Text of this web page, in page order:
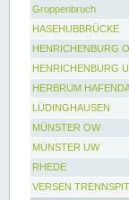
Groppenbruch
HASEHUBBRÜCKE
HENRICHENBURG
HENRICHENBURG
HERBRUM
LÜDINGHAUSEN
MÜNSTER OW
MÜNSTER UW
RHEDE
VERSEN